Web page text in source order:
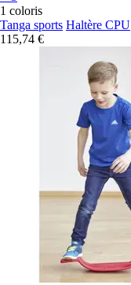
1 coloris
Tanga sports Haltère CPU
115,74 €